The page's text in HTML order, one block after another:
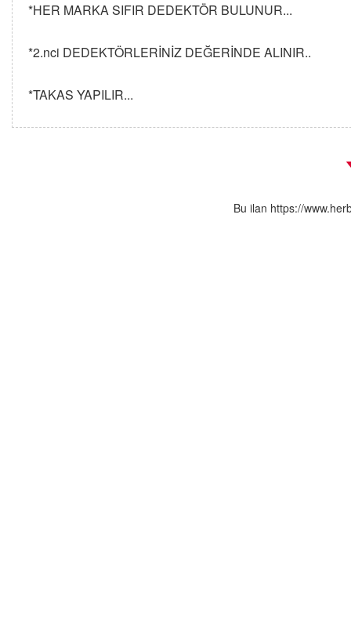
*HER MARKA SIFIR DEDEKTÖR BULUNUR...
*2.nci DEDEKTÖRLERİNİZ DEĞERİNDE ALINIR..
*TAKAS YAPILIR...
Bu ilan https://